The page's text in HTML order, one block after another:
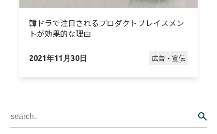
韓ドラで注目されるプロダクトプレイスメン
トが効果的な理由
2021年11月30日 広告・宣伝